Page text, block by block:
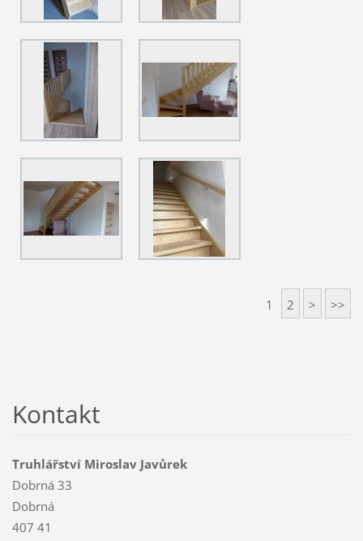
1 2 > >>
Kontakt
Truhlářství Miroslav Javůrek
Dobrná 33
Dobrná
407 41